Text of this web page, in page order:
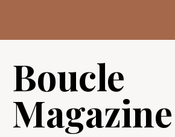
contenu
Boucle
Magazine